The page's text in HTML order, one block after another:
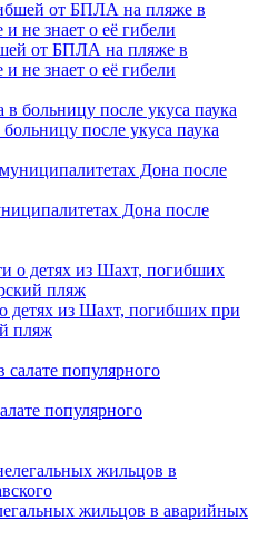
от БПЛА на пляже в
не знает о её гибели
после укуса паука
Дона после
детях из Шахт, погибших при
пляж
популярного
жильцов в аварийных